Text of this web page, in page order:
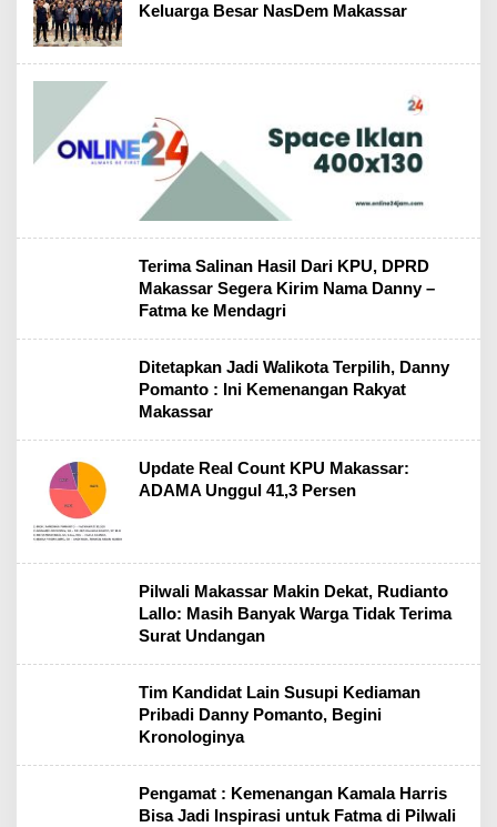
Keluarga Besar NasDem Makassar
Terima Salinan Hasil Dari KPU, DPRD
Makassar Segera Kirim Nama Danny –
Fatma ke Mendagri
Ditetapkan Jadi Walikota Terpilih, Danny
Pomanto : Ini Kemenangan Rakyat
Makassar
Update Real Count KPU Makassar:
ADAMA Unggul 41,3 Persen
Pilwali Makassar Makin Dekat, Rudianto
Lallo: Masih Banyak Warga Tidak Terima
Surat Undangan
Tim Kandidat Lain Susupi Kediaman
Pribadi Danny Pomanto, Begini
Kronologinya
Pengamat : Kemenangan Kamala Harris
Bisa Jadi Inspirasi untuk Fatma di Pilwali